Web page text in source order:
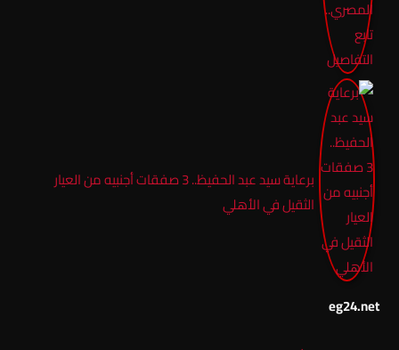
برعاية سيد عبد الحفيظ.. 3 صفقات أجنبيه من العيار
الثقيل في الأهلي
eg24.net